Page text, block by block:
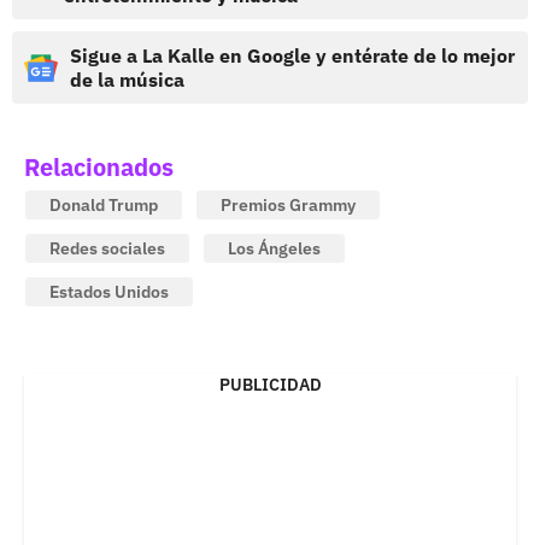
Sigue a La Kalle en Google y entérate de lo mejor
de la música
Relacionados
Donald Trump
Premios Grammy
Redes sociales
Los Ángeles
Estados Unidos
PUBLICIDAD